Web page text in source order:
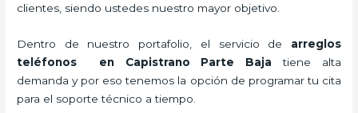
clientes, siendo ustedes nuestro mayor objetivo.
Dentro de nuestro portafolio, el servicio de arreglos
teléfonos en Capistrano Parte Baja tiene alta
demanda y por eso tenemos la opción de programar tu cita
para el soporte técnico a tiempo.